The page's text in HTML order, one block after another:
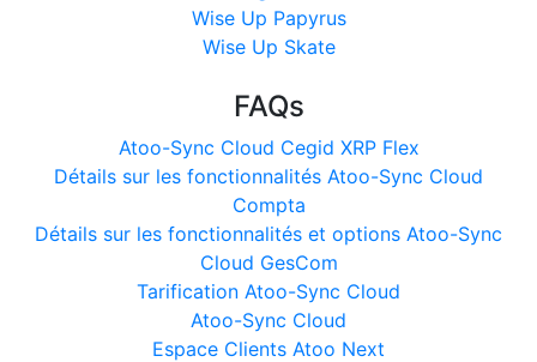
Wise Up Papyrus
Wise Up Skate
FAQs
Atoo-Sync Cloud Cegid XRP Flex
Détails sur les fonctionnalités Atoo-Sync Cloud
Compta
Détails sur les fonctionnalités et options Atoo-Sync
Cloud GesCom
Tarification Atoo-Sync Cloud
Atoo-Sync Cloud
Espace Clients Atoo Next